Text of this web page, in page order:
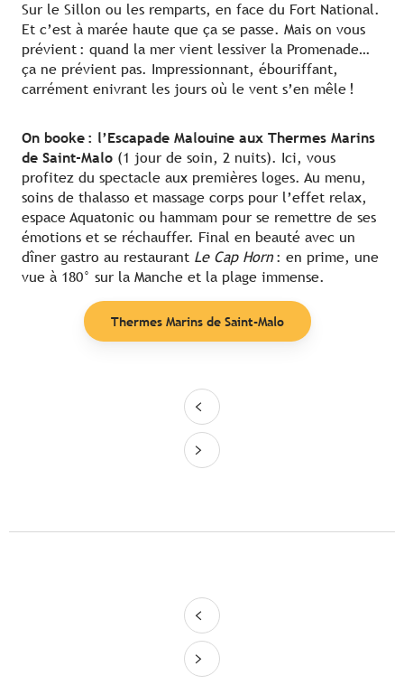
Sur le Sillon ou les remparts, en face du Fort National.
Et c’est à marée haute que ça se passe. Mais on vous
prévient : quand la mer vient lessiver la Promenade…
ça ne prévient pas. Impressionnant, ébouriffant,
carrément enivrant les jours où le vent s’en mêle !
On booke : l’Escapade Malouine aux Thermes Marins
de Saint-Malo (1 jour de soin, 2 nuits). Ici, vous
profitez du spectacle aux premières loges. Au menu,
soins de thalasso et massage corps pour l’effet relax,
espace Aquatonic ou hammam pour se remettre de ses
émotions et se réchauffer. Final en beauté avec un
dîner gastro au restaurant Le Cap Horn: en prime, une
vue à 180° sur la Manche et la plage immense.
Thermes Marins de Saint-Malo